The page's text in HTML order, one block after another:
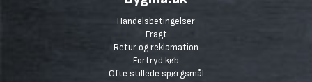
Handelsbetingelser
Fragt
Retur og reklamation
Fortryd køb
Ofte stillede spørgsmål